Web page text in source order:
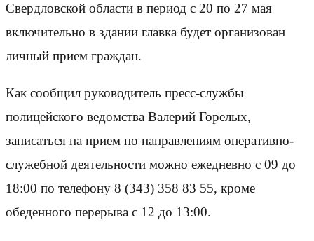
Свердловской области в период с 20 по 27 мая
включительно в здании главка будет организован
личный прием граждан.
Как сообщил руководитель пресс-службы
полицейского ведомства Валерий Горелых,
записаться на прием по направлениям оперативно-
служебной деятельности можно ежедневно с 09 до
18:00 по телефону 8 (343) 358 83 55, кроме
обеденного перерыва с 12 до 13:00.